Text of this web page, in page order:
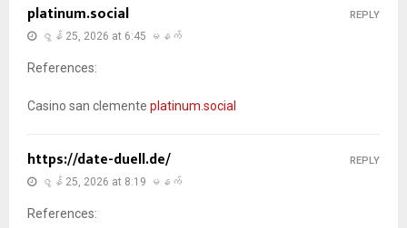
platinum.social
ဇွန် 25, 2026 at 6:45 မနက်
References:
Casino san clemente platinum.social
REPLY
https://date-duell.de/
ဇွန် 25, 2026 at 8:19 မနက်
References:
REPLY